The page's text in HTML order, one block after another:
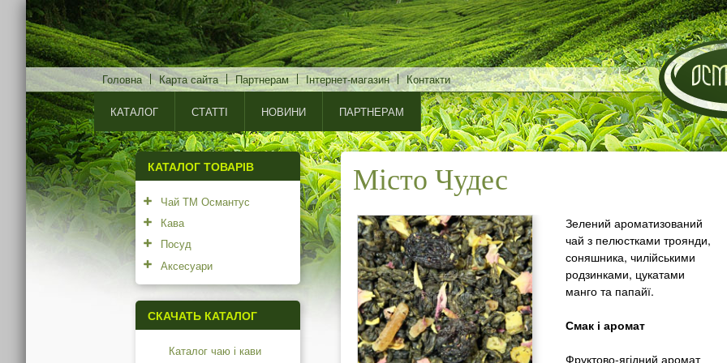
Перейти
до
основного
матеріалу
Головна Карта сайта Партнерам Інтернет-магазин Контакти
КАТАЛОГ СТАТТІ НОВИНИ ПАРТНЕРАМ
Місто Чудес
Зелений ароматизований
чай з пелюстками троянди,
соняшника, чилійськими
родзинками, цукатами
манго та папайї.
Смак і аромат
Фруктово-ягідний аромат
КАТАЛОГ ТОВАРІВ
Чай ТМ Османтус
Кава
Посуд
Аксесуари
СКАЧАТЬ КАТАЛОГ
Каталог чаю і кави